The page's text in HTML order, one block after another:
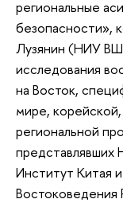
региональные
безопасности»,
Лузянин (НИУ
исследования
на Восток,
мире,
региональной
Институт Китая
Востоковедения